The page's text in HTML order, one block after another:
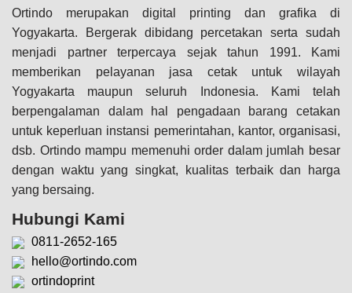
Ortindo merupakan digital printing dan grafika di
Yogyakarta. Bergerak dibidang percetakan serta sudah
menjadi partner terpercaya sejak tahun 1991. Kami
memberikan pelayanan jasa cetak untuk wilayah
Yogyakarta maupun seluruh Indonesia. Kami telah
berpengalaman dalam hal pengadaan barang cetakan
untuk keperluan instansi pemerintahan, kantor, organisasi,
dsb. Ortindo mampu memenuhi order dalam jumlah besar
dengan waktu yang singkat, kualitas terbaik dan harga
yang bersaing.
Hubungi Kami
0811-2652-165
hello@ortindo.com
ortindoprint